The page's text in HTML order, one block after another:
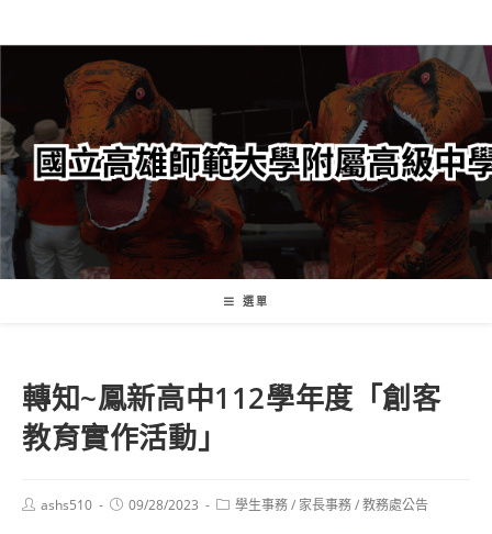
轉
要
內
容
選單
轉知~鳳新高中112學年度「創客
教育實作活動」
Postashs510
Post09/28/2023
Post學生事務/ 家長事務/教務處公告